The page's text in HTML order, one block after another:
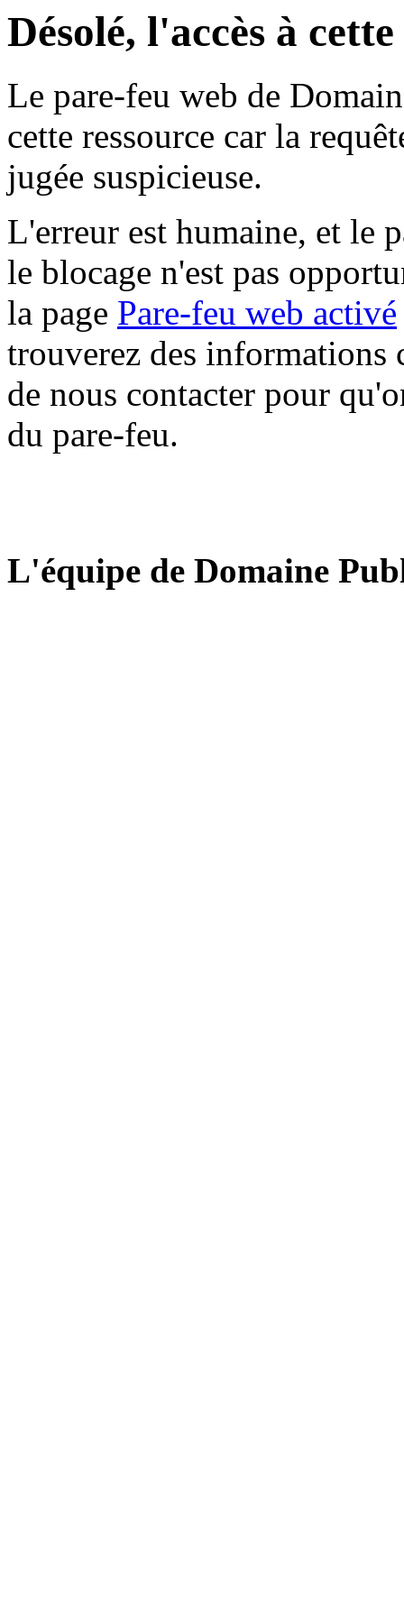
Désolé, l'accès à
Le pare-feu web de
cette ressource car la
jugée suspicieuse.
L'erreur est humaine, et le
le blocage n'est pas
la page Pare-feu web activé
trouverez des informations
de nous contacter pour
du pare-feu.
L'équipe de Domaine